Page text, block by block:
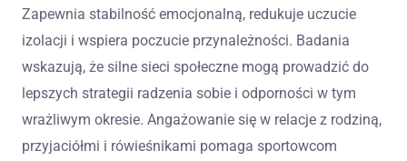
Zapewnia stabilność emocjonalną, redukuje uczucie
izolacji i wspiera poczucie przynależności. Badania
wskazują, że silne sieci społeczne mogą prowadzić do
lepszych strategii radzenia sobie i odporności w tym
wrażliwym okresie. Angażowanie się w relacje z rodziną,
przyjaciółmi i rówieśnikami pomaga sportowcom